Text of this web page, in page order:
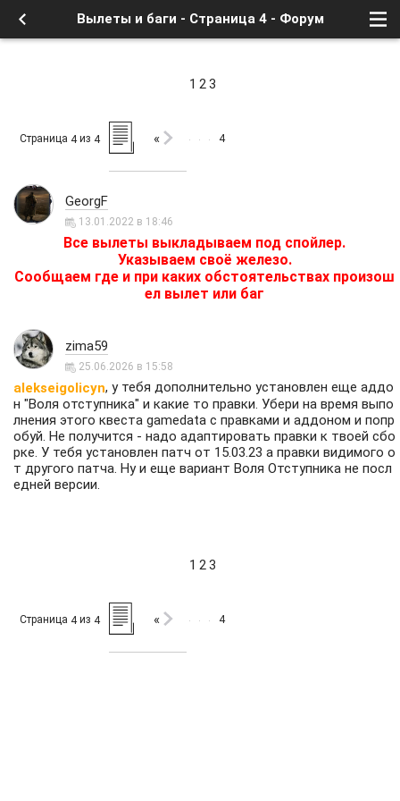
Вылеты и баги - Страница 4 - Форум
Страница 4из 4 «
1 23
4
GeorgF
13.01.2022 в 18:46
Все вылеты выкладываем под спойлер.
Указываем своё железо.
Сообщаем где и при каких обстоятельствах произош
ел вылет или баг
zima59
25.06.2026 в 15:58
alekseigolicyn, у тебя дополнительно установлен еще аддо
н "Воля отступника" и какие то правки. Убери на время выпо
лнения этого квеста gamedata с правками и аддоном и попр
обуй. Не получится - надо адаптировать правки к твоей сбо
рке. У тебя установлен патч от 15.03.23 а правки видимого о
т другого патча. Ну и еще вариант Воля Отступника не посл
едней версии.
Страница 4из 4 «
1 23
4